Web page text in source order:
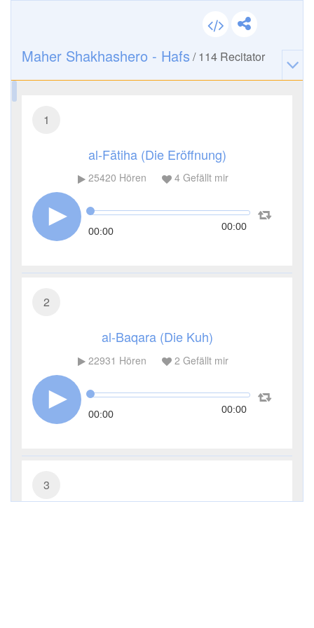
Maher Shakhashero - Hafs /114 Recitator
1
al-Fātiha (Die Eröffnung)
25420 Hören 4Gefällt mir
00:00 00:00
2
al-Baqara (Die Kuh)
22931 Hören 2 Gefällt mir
00:00 00:00
3